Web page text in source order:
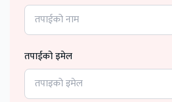
तपाईको इमेल